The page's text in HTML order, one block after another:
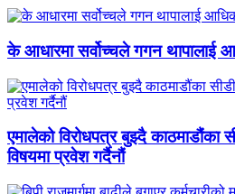
के आधारमा सर्वोच्चले गगन थापालाई
एमालेको विरोधपत्र बुझ्दै
विषयमा प्रवेश गर्दैनौं